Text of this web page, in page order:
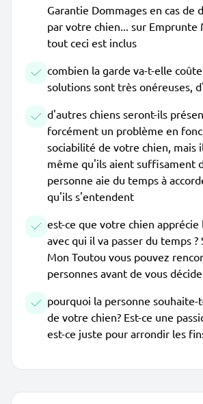
Garantie Dommages en cas de
par votre chien... sur Emprunte
tout ceci est inclus
combien la garde va-t-elle
solutions sont très onéreuses,
d'autres chiens seront-ils
forcément un problème en
sociabilité de votre chien, mais
même qu'ils aient suffisament
personne aie du temps à
qu'ils s'entendent
est-ce que votre chien apprécie
avec qui il va passer du temps
Mon Toutou vous pouvez
personnes avant de vous
pourquoi la personne souhaite-
de votre chien? Est-ce une
est-ce juste pour arrondir les